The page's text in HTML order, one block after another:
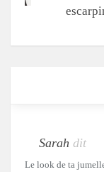
Sarah dit
Le look de ta